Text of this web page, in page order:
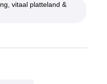
vitaal platteland &